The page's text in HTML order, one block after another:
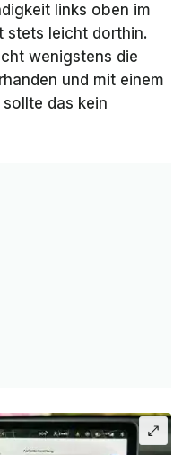
links oben im
stets leicht dorthin.
wenigstens die
und mit einem
das kein